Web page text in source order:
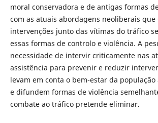
moral conservadora e de antigas formas
com as atuais abordagens neoliberais que
intervenções junto das vítimas do tráfico
essas formas de controlo e violência. A
necessidade de intervir criticamente nas
assistência para prevenir e reduzir
levam em conta o bem-estar da
e difundem formas de violência
combate ao tráfico pretende eliminar.